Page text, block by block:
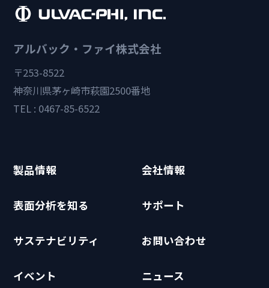
アルバック・ファイ株式会社
〒253-8522
神奈川県茅ヶ崎市萩園2500番地
TEL : 0467-85-6522
製品情報 会社情報
表面分析を知る サポート
サステナビリティ お問い合わせ
イベント ニュース